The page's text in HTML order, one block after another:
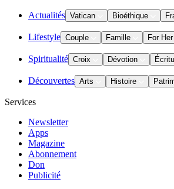
Actualités Vatican Bioéthique
Lifestyle Couple Famille For
Spiritualité Croix Dévotion
Découvertes Arts Histoire
Services
Newsletter
Apps
Magazine
Abonnement
Don
Publicité